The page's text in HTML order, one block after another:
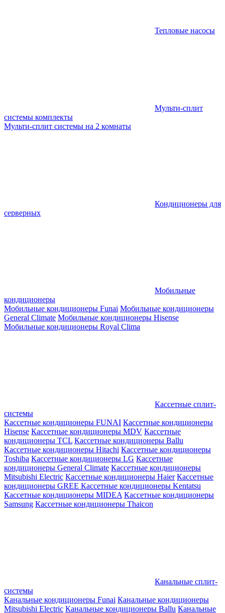
Тепловые насосы
Мульти-сплит
системы комплекты
Мульти-сплит системы на 2 комнаты
Кондиционеры для
серверных
Мобильные
кондиционеры
Мобильные кондиционеры Funai Мобильные кондиционеры
General Climate Мобильные кондиционеры Hisense
Мобильные кондиционеры Royal Clima
Кассетные сплит-
системы
Кассетные кондиционеры FUNAI Кассетные кондиционеры
Hisense Кассетные кондиционеры MDV Кассетные
кондиционеры TCL Кассетные кондиционеры Ballu
Кассетные кондиционеры Hitachi Кассетные кондиционеры
Toshiba Кассетные кондиционеры LG Кассетные
кондиционеры General Climate Кассетные кондиционеры
Mitsubishi Electric Кассетные кондиционеры Haier Кассетные
кондиционеры GREE Кассетные кондиционеры Kentatsu
Кассетные кондиционеры MIDEA Кассетные кондиционеры
Samsung Кассетные кондиционеры Thaicon
Канальные сплит-
системы
Канальные кондиционеры Funai Канальные кондиционеры
Mitsubishi Electric Канальные кондиционеры Ballu Канальные